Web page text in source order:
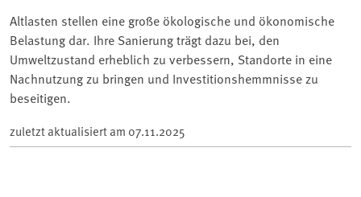
Altlasten stellen eine große ökologische und ökonomische
Belastung dar. Ihre Sanierung trägt dazu bei, den
Umweltzustand erheblich zu verbessern, Standorte in eine
Nachnutzung zu bringen und Investitionshemmnisse zu
beseitigen.
zuletzt aktualisiert am 07.11.2025